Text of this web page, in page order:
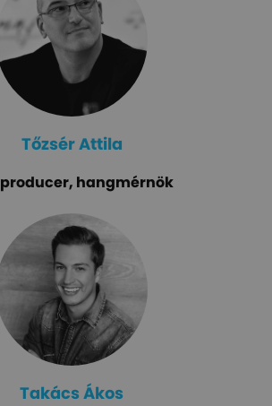
Tőzsér Attila
hangmérnök
Takács Ákos